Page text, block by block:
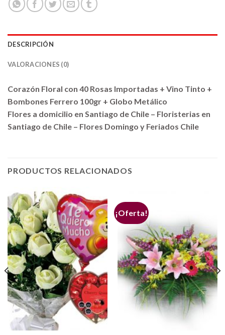
DESCRIPCIÓN
VALORACIONES (0)
Corazón Floral con 40 Rosas Importadas + Vino Tinto +
Bombones Ferrero 100gr + Globo Metálico
Flores a domicilio en Santiago de Chile – Floristerias en
Santiago de Chile – Flores Domingo y Feriados Chile
PRODUCTOS RELACIONADOS
¡Oferta!